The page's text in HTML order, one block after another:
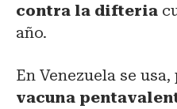
contra la difteria
año.
En Venezuela se
vacuna